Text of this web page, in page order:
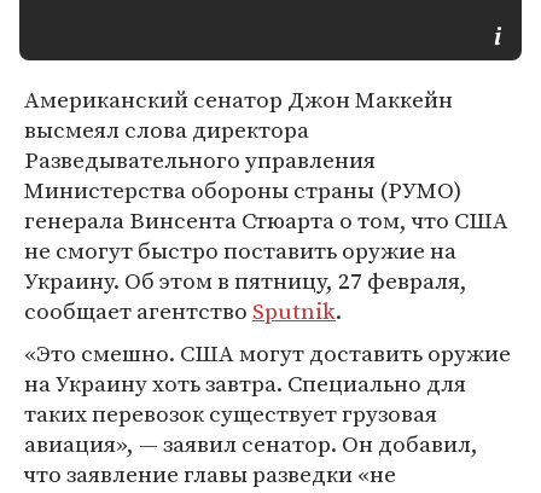
Американский сенатор Джон Маккейн
высмеял слова директора
Разведывательного управления
Министерства обороны страны (РУМО)
генерала Винсента Стюарта о том, что США
не смогут быстро поставить оружие на
Украину. Об этом в пятницу, 27 февраля,
сообщает агентство Sputnik.
«Это смешно. США могут доставить оружие
на Украину хоть завтра. Специально для
таких перевозок существует грузовая
авиация», — заявил сенатор. Он добавил,
что заявление главы разведки «не